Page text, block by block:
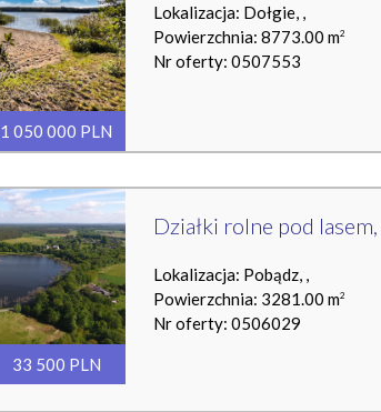
1 050 000 PLN
Lokalizacja: Dołgie, ,
Powierzchnia: 8773.00 m2
Nr oferty: 0507553
33 500 PLN
Działki rolne pod
Lokalizacja: Pobądz, ,
Powierzchnia: 3281.00 m2
Nr oferty: 0506029